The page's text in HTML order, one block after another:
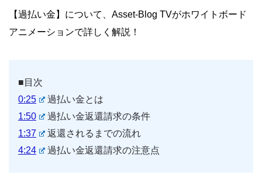
【過払い金】について、Asset-Blog TVがホワイトボード
アニメーションで詳しく解説！
■目次
0:25
過払い金とは
1:50
過払い金返還請求の条件
1:37
返還されるまでの流れ
4:24
過払い金返還請求の注意点